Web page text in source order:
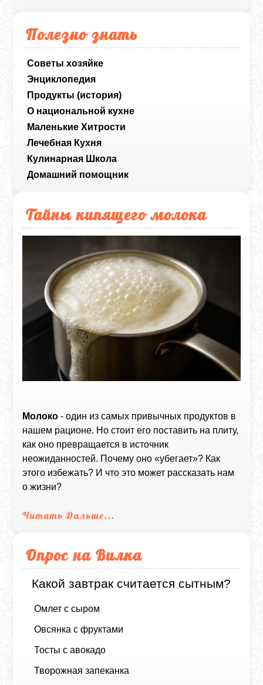
Полезно знать
Советы хозяйке
Энциклопедия
Продукты (история)
О национальной кухне
Маленькие Хитрости
Лечебная Кухня
Кулинарная Школа
Домашний помощник
Тайны кипящего молока
Молоко - один из самых привычных продуктов в
нашем рационе. Но стоит его поставить на плиту,
как оно превращается в источник
неожиданностей. Почему оно «убегает»? Как
этого избежать? И что это может рассказать нам
о жизни?
Читать Дальше...
Опрос на Вилка
Какой завтрак считается сытным?
Омлет с сыром
Овсянка с фруктами
Тосты с авокадо
Творожная запеканка